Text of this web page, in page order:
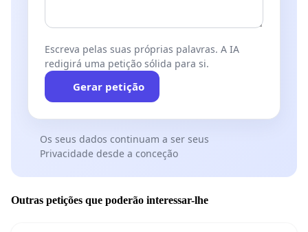
Escreva pelas suas próprias palavras. A IA
redigirá uma petição sólida para si.
Gerar petição
Os seus dados continuam a ser seus
Privacidade desde a conceção
Outras petições que poderão interessar-lhe